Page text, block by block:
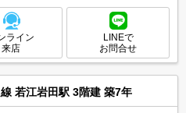
ト付。室内洗濯機置場。画像の家具
ライン
来店
LINEで
お問合せ
若江岩田駅 3階建 築7年